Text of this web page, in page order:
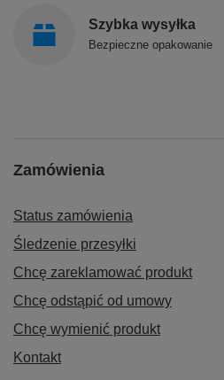
Szybka wysyłka
Bezpieczne opakowanie
Zamówienia
Status zamówienia
Śledzenie przesyłki
Chcę zareklamować produkt
Chcę odstąpić od umowy
Chcę wymienić produkt
Kontakt